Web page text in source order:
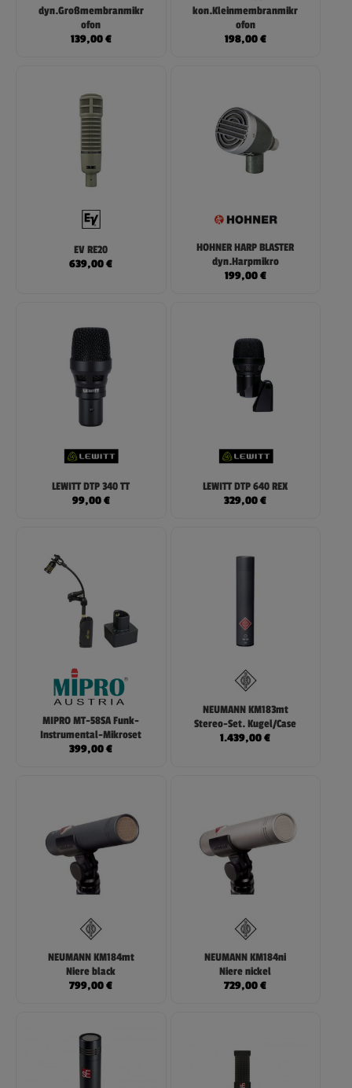
dyn.Großmembranmikr
ofon
139,00€
kon.Kleinmembranmikr
ofon
198,00€
EV RE20
639,00€
HOHNER HARP BLASTER
dyn.Harpmikro
199,00€
LEWITT DTP 340 TT
99,00€
LEWITT DTP 640 REX
329,00€
MIPRO MT-58SA Funk-
Instrumental-Mikroset
399,00€
NEUMANN KM183mt
Stereo-Set. Kugel/Case
1.439,00€
NEUMANN KM184mt
Niere black
799,00€
NEUMANN KM184ni
Niere nickel
729,00€